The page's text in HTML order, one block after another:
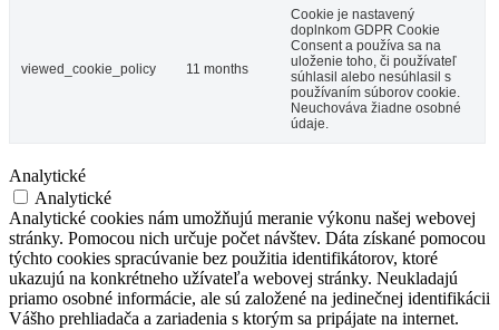
Dunajská Streda, Január 01
viewed_cookie_policy 11 months
Cookie je nastavený
doplnkom GDPR Cookie
Consent a používa sa na
uloženie toho, či používateľ
súhlasil alebo nesúhlasil s
používaním súborov cookie.
Neuchováva žiadne osobné
údaje.
Analytické
Analytické
Analytické cookies nám umožňujú meranie výkonu našej webovej
stránky. Pomocou nich určuje počet návštev. Dáta získané pomocou
týchto cookies spracúvanie bez použitia identifikátorov, ktoré
ukazujú na konkrétneho užívateľa webovej stránky. Neukladajú
priamo osobné informácie, ale sú založené na jedinečnej identifikácii
Vášho prehliadača a zariadenia s ktorým sa pripájate na internet.